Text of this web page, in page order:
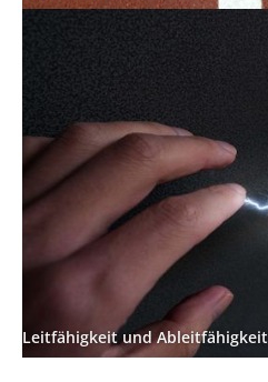
Leitfähigkeit und Ableitfähigkeit